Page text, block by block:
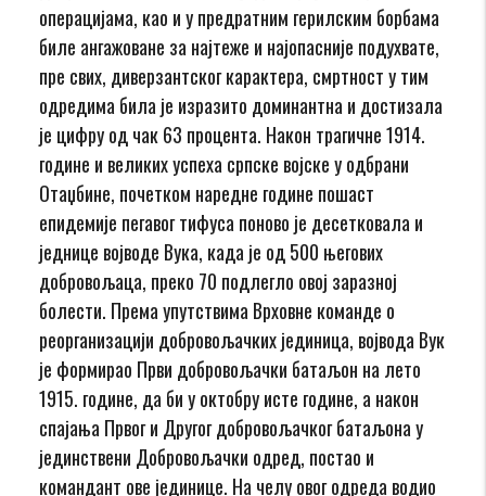
операцијама, као и у предратним герилским борбама
биле ангажоване за најтеже и најопасније подухвате,
пре свих, диверзантског карактера, смртност у тим
одредима била је изразито доминантна и достизала
је цифру од чак 63 процента. Након трагичне 1914.
године и великих успеха српске војске у одбрани
Отаџбине, почетком наредне године пошаст
епидемије пегавог тифуса поново је десетковала и
једнице војводе Вука, када је од 500 његових
добровољаца, преко 70 подлегло овој заразној
болести. Према упутствима Врховне команде о
реорганизацији добровољачких јединица, војвода Вук
је формирао Први добровољачки батаљон на лето
1915. године, да би у октобру исте године, а након
спајања Првог и Другог добровољачког батаљона у
јединствени Добровољачки одред, постао и
командант ове јединице. На челу овог одреда водио